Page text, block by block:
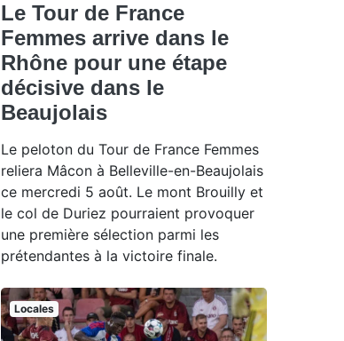
Le Tour de France
Femmes arrive dans le
Rhône pour une étape
décisive dans le
Beaujolais
Le peloton du Tour de France Femmes
reliera Mâcon à Belleville-en-Beaujolais
ce mercredi 5 août. Le mont Brouilly et
le col de Duriez pourraient provoquer
une première sélection parmi les
prétendantes à la victoire finale.
Locales